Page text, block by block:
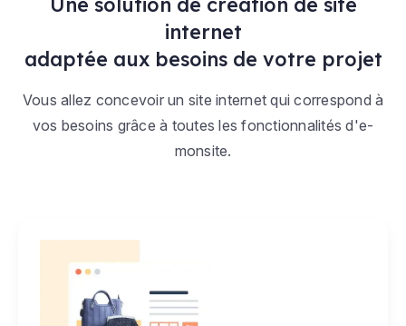
internet
adaptée aux besoins de votre projet
Vous allez concevoir un site internet qui correspond à
vos besoins grâce à toutes les fonctionnalités d'e-
monsite.